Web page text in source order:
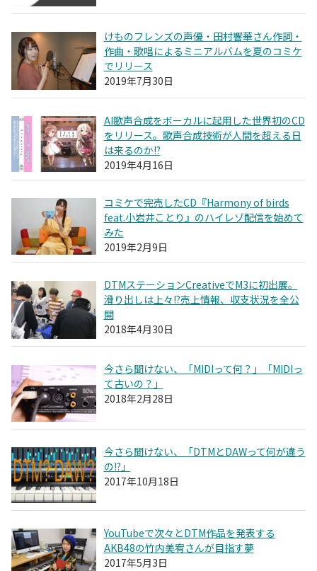
けものフレンズの声優・田村響華さん作詞・
作曲・歌唱によるミニアルバムを夏のコミケ
でリリース
2019年7月30日
AI歌声合成をボーカルに起用した世界初のCD
をリリース。歌声合成技術が人間を超える日
は来るのか!?
2019年4月16日
コミケで完売したCD『Harmony of birds
feat.小岩井ことり』のハイレゾ配信を始めて
みた
2019年2月9日
DTMステーションCreativeでM3に初出展。
滑り出しは上々!?売上情報、収支状況を全公
開
2018年4月30日
今さら聞けない、「MIDIって何？」「MIDIっ
て古いの？」
2018年2月28日
今さら聞けない、「DTMとDAWって何が違う
の!?」
2017年10月18日
YouTubeで次々とDTM作品を発表する
AKB48の竹内美宥さんが目指す夢
2017年5月3日